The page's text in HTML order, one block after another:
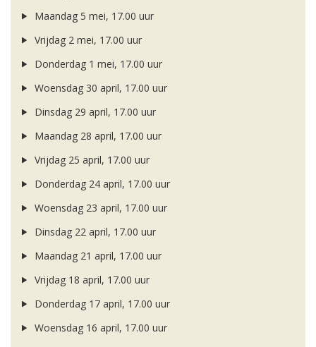
Maandag 5 mei, 17.00 uur
Vrijdag 2 mei, 17.00 uur
Donderdag 1 mei, 17.00 uur
Woensdag 30 april, 17.00 uur
Dinsdag 29 april, 17.00 uur
Maandag 28 april, 17.00 uur
Vrijdag 25 april, 17.00 uur
Donderdag 24 april, 17.00 uur
Woensdag 23 april, 17.00 uur
Dinsdag 22 april, 17.00 uur
Maandag 21 april, 17.00 uur
Vrijdag 18 april, 17.00 uur
Donderdag 17 april, 17.00 uur
Woensdag 16 april, 17.00 uur